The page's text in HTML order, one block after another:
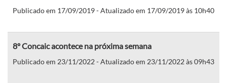
Publicado em 17/09/2019 - Atualizado em 17/09/2019 às 10h40
8º Concaic acontece na próxima semana
Publicado em 23/11/2022 - Atualizado em 23/11/2022 às 09h43